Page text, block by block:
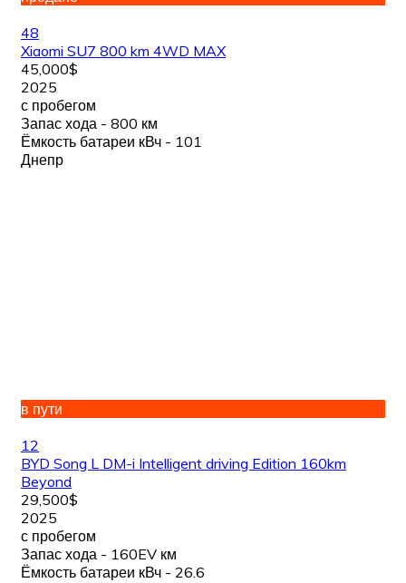
48
Xiaomi SU7 800 km 4WD MAX
45,000$
2025
с пробегом
Запас хода - 800 км
Ёмкость батареи кВч - 101
Днепр
в пути
12
BYD Song L DM-i Intelligent driving Edition 160km
Beyond
29,500$
2025
с пробегом
Запас хода - 160EV км
Ёмкость батареи кВч - 26.6